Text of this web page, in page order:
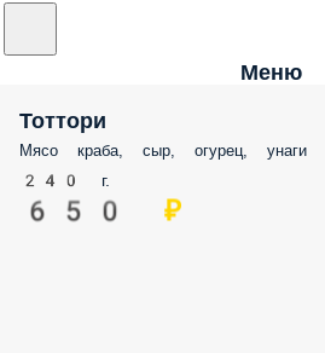
Меню
Тоттори
Мясо краба, сыр, огурец, унаги
240 г.
650 ₽